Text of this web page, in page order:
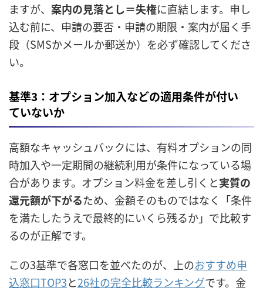
ますが、 案内の見落とし＝失権に直結します。申し
込む前に、申請の要否・申請の期限・案内が届く手
段（SMSかメールか郵送か）を必ず確認してくださ
い。
基準3：オプション加入などの適用条件が付い
ていないか
高額なキャッシュバックには、有料オプションの同
時加入や一定期間の継続利用が条件になっている場
合があります。オプション料金を差し引くと実質の
還元額が下がるため、金額そのものではなく「条件
を満たしたうえで最終的にいくら残るか」で比較す
るのが正解です。
この3基準で各窓口を並べたのが、上のおすすめ申
込窓口TOP3と26社の完全比較ランキングです。金